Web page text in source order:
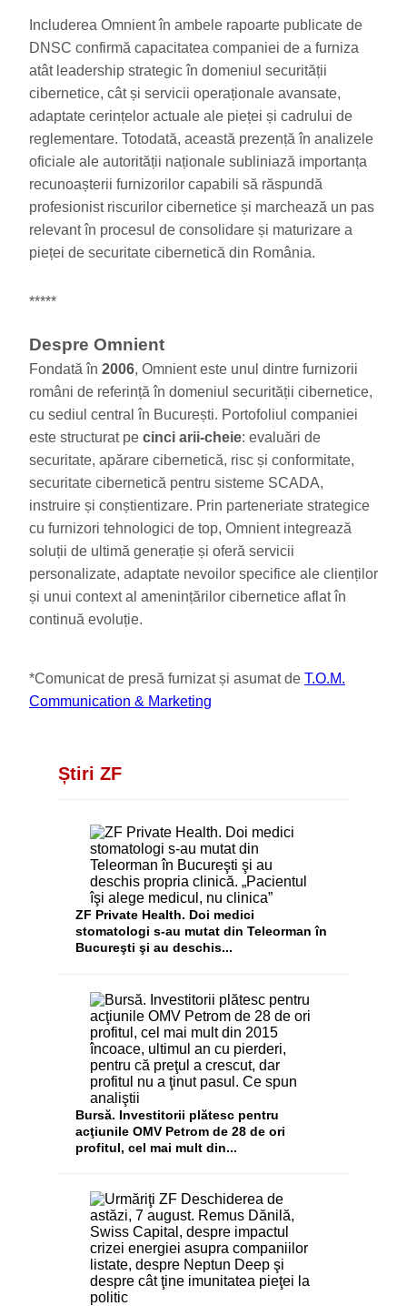
Includerea Omnient în ambele rapoarte publicate de
DNSC confirmă capacitatea companiei de a furniza
atât leadership strategic în domeniul securității
cibernetice, cât și servicii operaționale avansate,
adaptate cerințelor actuale ale pieței și cadrului de
reglementare. Totodată, această prezență în analizele
oficiale ale autorității naționale subliniază importanța
recunoașterii furnizorilor capabili să răspundă
profesionist riscurilor cibernetice și marchează un pas
relevant în procesul de consolidare și maturizare a
pieței de securitate cibernetică din România.
*****
Despre Omnient
Fondată în 2006, Omnient este unul dintre furnizorii
români de referință în domeniul securității cibernetice,
cu sediul central în București. Portofoliul companiei
este structurat pe cinci arii-cheie: evaluări de
securitate, apărare cibernetică, risc și conformitate,
securitate cibernetică pentru sisteme SCADA,
instruire și conștientizare. Prin parteneriate strategice
cu furnizori tehnologici de top, Omnient integrează
soluții de ultimă generație și oferă servicii
personalizate, adaptate nevoilor specifice ale clienților
și unui context al amenințărilor cibernetice aflat în
continuă evoluție.
*Comunicat de presă furnizat și asumat de T.O.M.
Communication & Marketing
Știri ZF
ZF Private Health. Doi medici
stomatologi s-au mutat din Teleorman în
Bucureşti şi au deschis...
Bursă. Investitorii plătesc pentru
acţiunile OMV Petrom de 28 de ori
profitul, cel mai mult din...